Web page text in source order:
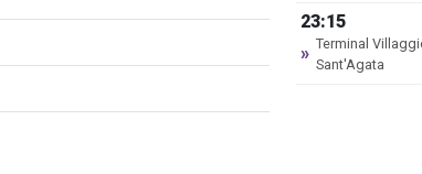
23:15
» Terminal
Sant'Agata